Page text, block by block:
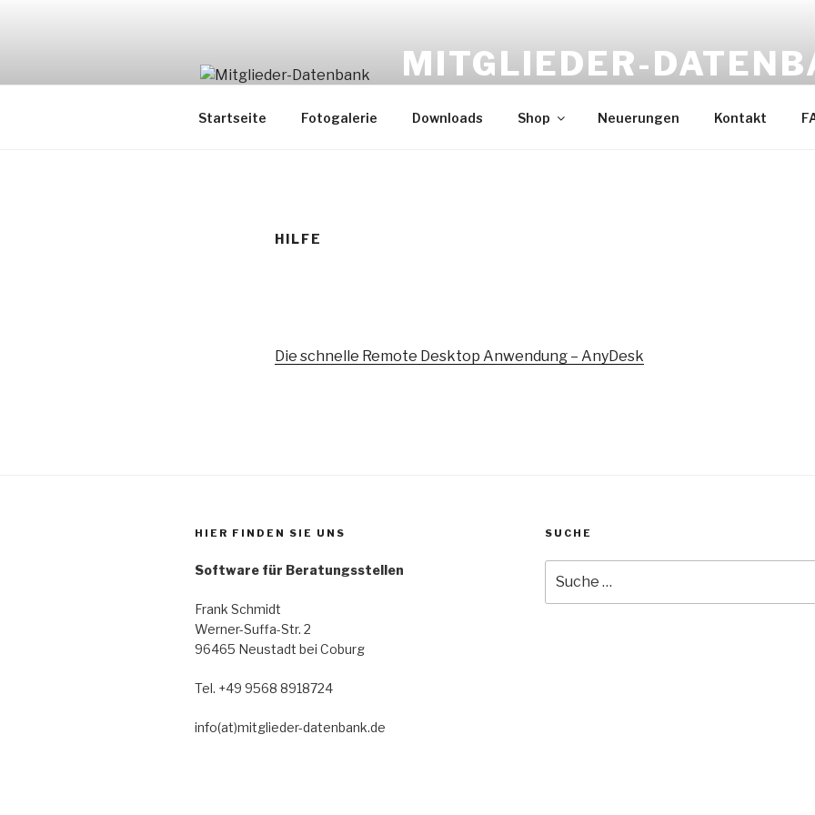
MITGLIEDER-
Startseite Fotogalerie Downloads Shop Neuerungen Kontakt
HILFE
Die schnelle Remote Desktop Anwendung – AnyDesk
HIER FINDEN SIE UNS
Software für Beratungsstellen
Frank Schmidt
Werner-Suffa-Str. 2
96465 Neustadt bei Coburg
Tel. +49 9568 8918724
info(at)mitglieder-datenbank.de
SUCHE
nach: